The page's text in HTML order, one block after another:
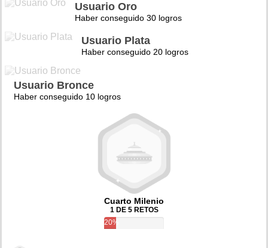
Usuario Oro
Haber conseguido 30 logros
Usuario Plata
Haber conseguido 20 logros
Usuario Bronce
Haber conseguido 10 logros
Cuarto Milenio
1 DE 5 RETOS
20%